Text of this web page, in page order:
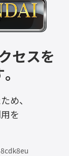
セスを
め、
を